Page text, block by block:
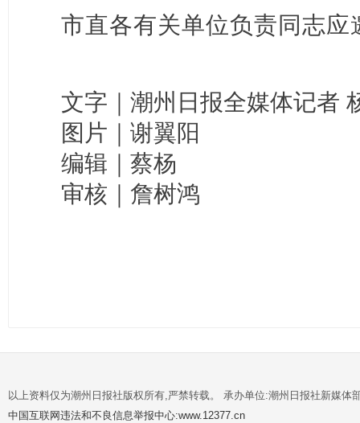
市直各有关单位负责同志应
文字｜潮州日报全媒体记者
图片｜谢翼阳
编辑｜蔡杨
审核｜詹树鸿
以上资料仅为潮州日报社版权所有,严禁转载。 承办单位:潮州日报社新媒体
中国互联网违法和不良信息举报中心:www.12377.cn